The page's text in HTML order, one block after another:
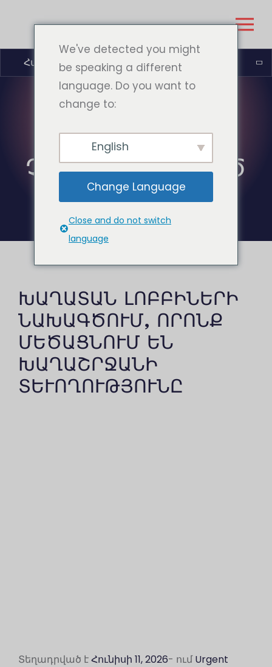
Հայերեն
ԿԱՐԳԱՎԻՃԱԿ:
ՉԴԱՍԱԿԱՐԳՎԱԾ
ԽԱՂԱՏԱՆ ԼՈԲԲԻՆԵՐԻ
ՆԱԽԱԳԾՈՒՄ, ՈՐՈՆՔ
ՄԵԾԱՑՆՈՒՄ ԵՆ
ԽԱՂԱՇՐՋԱՆԻ
ՏԵՒՈՂՈՒԹՅՈՒՆԸ
Տեղադրված էՀունիսի 11, 2026- ում Urgent
We've detected you might
be speaking a different
language. Do you want to
change to:
English
Change Language
Close and do not switch
language